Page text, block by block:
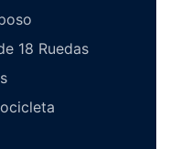
18 Ruedas